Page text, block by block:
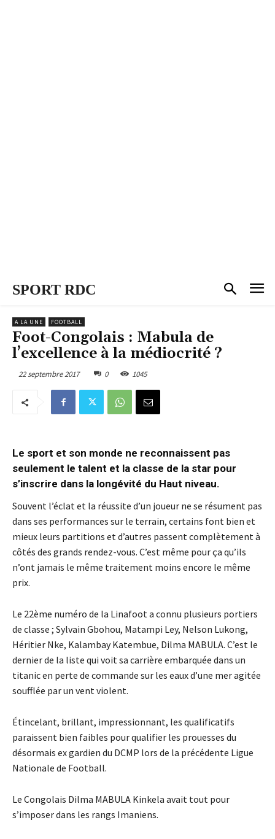
SPORT RDC
A LA UNE FOOTBALL
Foot-Congolais : Mabula de
l’excellence à la médiocrité ?
22 septembre 2017 0 1045
Le sport et son monde ne reconnaissent pas
seulement le talent et la classe de la star pour
s’inscrire dans la longévité du Haut niveau.
Souvent l’éclat et la réussite d’un joueur ne se résument pas
dans ses performances sur le terrain, certains font bien et
mieux leurs partitions et d’autres passent complètement à
côtés des grands rendez-vous. C’est même pour ça qu’ils
n’ont jamais le même traitement moins encore le même
prix.
Le 22ème numéro de la Linafoot a connu plusieurs portiers
de classe ; Sylvain Gbohou, Matampi Ley, Nelson Lukong,
Héritier Nke, Kalambay Katembue, Dilma MABULA. C’est le
dernier de la liste qui voit sa carrière embarquée dans un
titanic en perte de commande sur les eaux d’une mer agitée
soufflée par un vent violent.
Étincelant, brillant, impressionnant, les qualificatifs
paraissent bien faibles pour qualifier les prouesses du
désormais ex gardien du DCMP lors de la précédente Ligue
Nationale de Football.
Le Congolais Dilma MABULA Kinkela avait tout pour
s’imposer dans les rangs Imaniens.